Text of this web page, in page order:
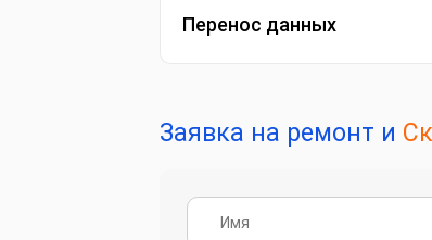
Перенос данных
Заявка на ремонт и